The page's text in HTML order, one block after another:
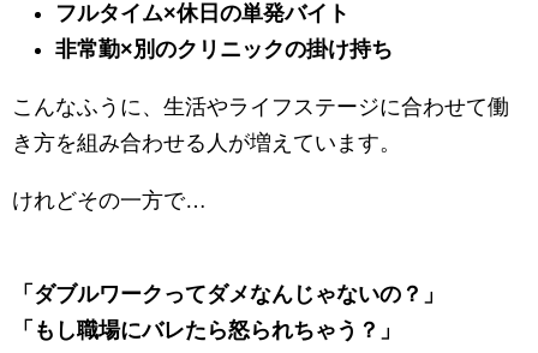
フルタイム×休日の単発バイト
非常勤×別のクリニックの掛け持ち
こんなふうに、生活やライフステージに合わせて働
き方を組み合わせる人が増えています。
けれどその一方で…
「ダブルワークってダメなんじゃないの？」
「もし職場にバレたら怒られちゃう？」